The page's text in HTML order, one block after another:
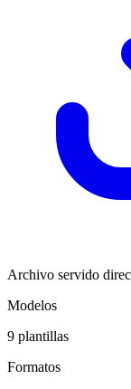
Archivo servido
Modelos
9 plantillas
Formatos